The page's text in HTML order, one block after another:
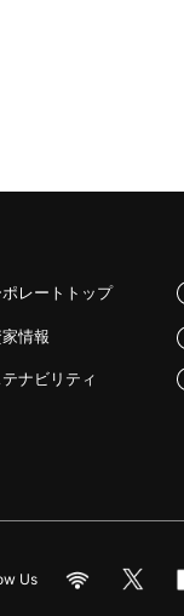
ポレートトップ
情報
ナビリティ
Us